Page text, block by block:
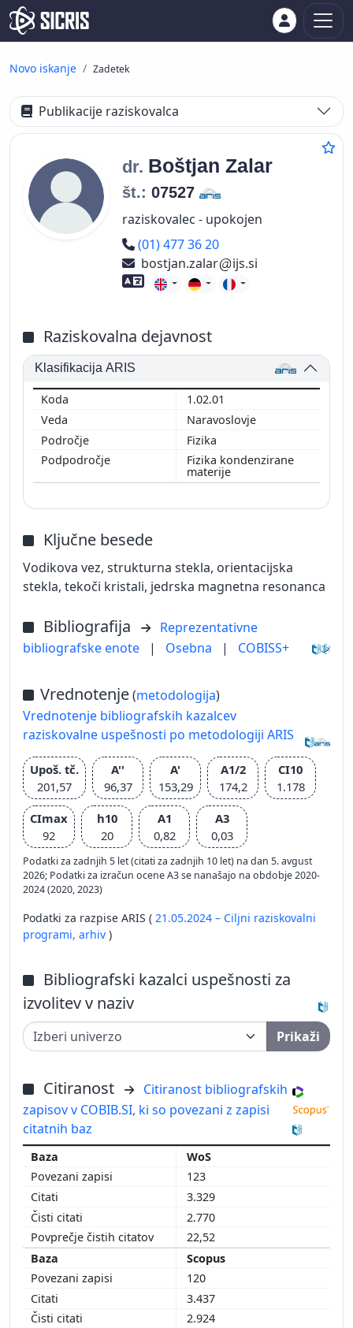
Novo iskanje Zadetek
Publikacije raziskovalca
dr. Boštjan Zalar
št.: 07527
raziskovalec - upokojen
Telefon
(01) 477 36 20
bostjan.zalar
ijs.si
Znanje tujih jezikov
Raziskovalna dejavnost
Klasifikacija ARIS
1.02.01
Naravoslovje
Fizika
Fizika kondenzirane
materije
Ključne besede
Vodikova vez, strukturna stekla, orientacijska
stekla, tekoči kristali, jedrska magnetna resonanca
Bibliografija
Reprezentativne
bibliografske enote
| Osebna | COBISS+
Vrednotenje(metodologija)
Vrednotenje bibliografskih kazalcev
raziskovalne uspešnosti po metodologiji ARIS
Upoš. tč.
201,57
A''
96,37
A'
153,29
A1/2
174,2
CI10
1.178
CImax
92
h10
20
A1
0,82
A3
0,03
Podatki za zadnjih 5 let (citati za zadnjih 10 let) na dan 5. avgust
2026; Podatki za izračun ocene A3 se nanašajo na obdobje 2020-
2024 (2020, 2023)
Podatki za razpise ARIS ( 21.05.2024 – Ciljni raziskovalni
programi, arhiv )
Bibliografski kazalci uspešnosti za
izvolitev v naziv
Prikaži
Citiranost
Citiranost bibliografskih
zapisov v COBIB.SI, ki so povezani z zapisi
citatnih baz
WoS
123
3.329
2.770
22,52
Scopus
120
3.437
2.924